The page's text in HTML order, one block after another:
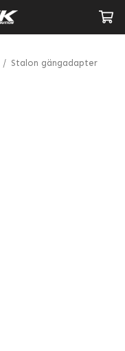
/ Stalon gängadapter